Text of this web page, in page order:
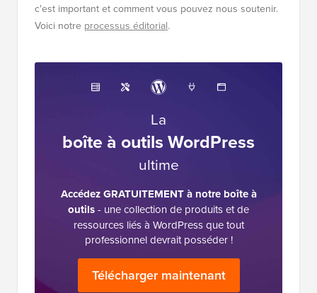
c'est important et comment vous pouvez nous soutenir.
Voici notre processus éditorial.
La
boîte à outils WordPress
ultime
Accédez GRATUITEMENT à notre boîte à
outils- une collection de produits et de
ressources liés à WordPress que tout
professionnel devrait posséder !
Télécharger maintenant